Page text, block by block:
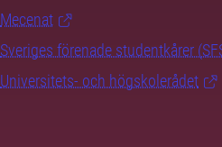
Mecenat
Sveriges förenade studentkårer
Universitets- och högskolerådet